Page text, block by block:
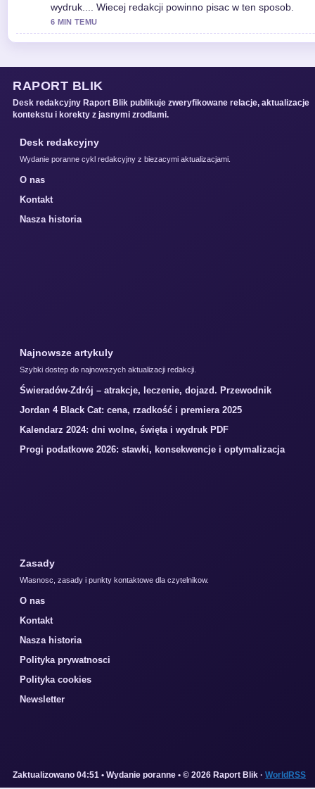
wydruk.... Wiecej redakcji powinno pisac w ten sposob.
6 MIN TEMU
RAPORT BLIK
Desk redakcyjny Raport Blik publikuje zweryfikowane relacje, aktualizacje
kontekstu i korekty z jasnymi zrodlami.
Desk redakcyjny
Wydanie poranne cykl redakcyjny z biezacymi aktualizacjami.
O nas
Kontakt
Nasza historia
Najnowsze artykuly
Szybki dostep do najnowszych aktualizacji redakcji.
Świeradów-Zdrój – atrakcje, leczenie, dojazd. Przewodnik
Jordan 4 Black Cat: cena, rzadkość i premiera 2025
Kalendarz 2024: dni wolne, święta i wydruk PDF
Progi podatkowe 2026: stawki, konsekwencje i optymalizacja
Zasady
Wlasnosc, zasady i punkty kontaktowe dla czytelnikow.
O nas
Kontakt
Nasza historia
Polityka prywatnosci
Polityka cookies
Newsletter
Zaktualizowano 04:51 • Wydanie poranne • © 2026 Raport Blik · WorldRSS